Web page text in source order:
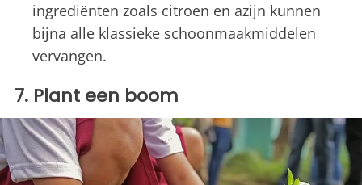
ingrediënten zoals citroen en azijn kunnen
bijna alle klassieke schoonmaakmiddelen
vervangen.
7. Plant een boom